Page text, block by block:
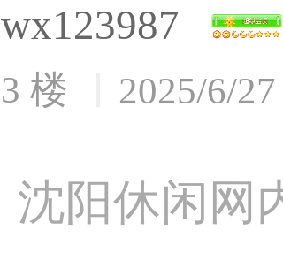
wx123987
3 楼 2025/6/
沈阳休闲网